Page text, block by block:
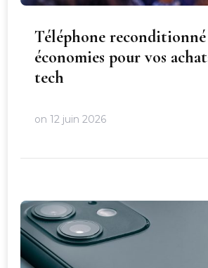
Téléphone reconditionné
économies pour vos
tech
on 12 juin 2026